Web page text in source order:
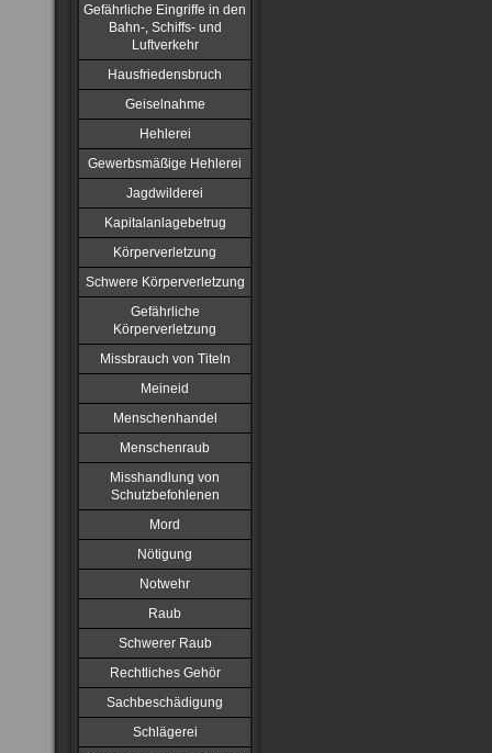
Gefährliche Eingriffe in den
Bahn-, Schiffs- und
Luftverkehr
Hausfriedensbruch
Geiselnahme
Hehlerei
Gewerbsmäßige Hehlerei
Jagdwilderei
Kapitalanlagebetrug
Körperverletzung
Schwere Körperverletzung
Gefährliche
Körperverletzung
Missbrauch von Titeln
Meineid
Menschenhandel
Menschenraub
Misshandlung von
Schutzbefohlenen
Mord
Nötigung
Notwehr
Raub
Schwerer Raub
Rechtliches Gehör
Sachbeschädigung
Schlägerei